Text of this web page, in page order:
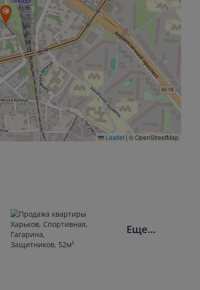
Leaflet | © OpenStreetMap
Еще...